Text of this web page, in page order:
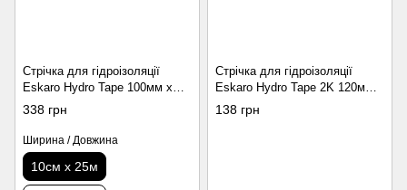
Стрічка для гідроізоляції
Eskaro Hydro Tape 100мм х
25м
338 грн
Ширина / Довжина
10см х 25м
Стрічка для гідроізоляції
Eskaro Hydro Tape 2K 120мм х
1м
138 грн